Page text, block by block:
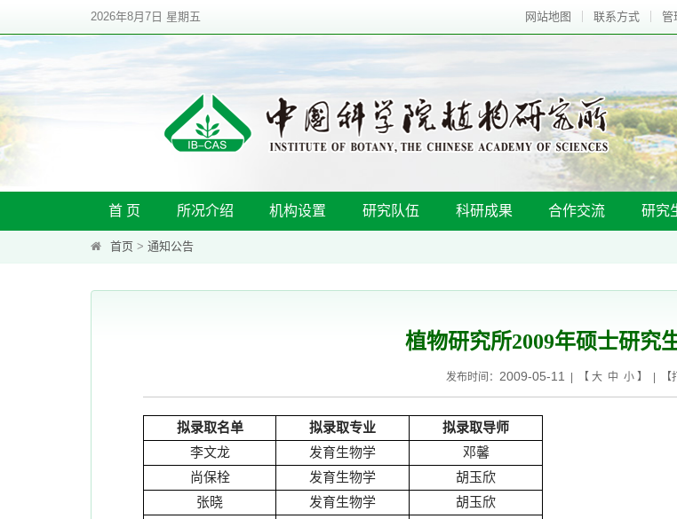
2026年8月7日 星期五 网站地图 联系方式 管
首 页 所况介绍 机构设置 研究队伍 科研成果 合作交流 研究
首页 > 通知公告
植物研究所2009年硕士研究
发布时间： 2009-05-11 | 【 大 中 小】 | 【
拟录取名单 拟录取专业
拟录取导师
李文龙
发育生物学
邓馨
尚保栓
发育生物学
胡玉欣
张晓
发育生物学
胡玉欣